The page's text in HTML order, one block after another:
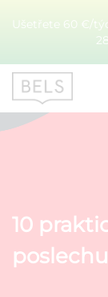
Ušetřete 60 €/
10
poslechu